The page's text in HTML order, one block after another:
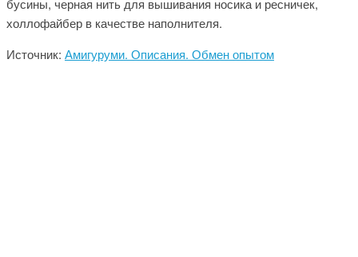
бусины, черная нить для вышивания носика и ресничек,
холлофайбер в качестве наполнителя.
Источник: Амигуруми. Описания. Обмен опытом